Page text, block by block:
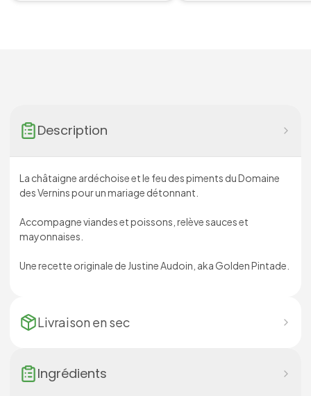
Description
La châtaigne ardéchoise et le feu des piments du Domaine
des Vernins pour un mariage détonnant.
Accompagne viandes et poissons, relève sauces et
mayonnaises.
Une recette originale de Justine Audoin, aka Golden Pintade.
Livraison en sec
Ingrédients